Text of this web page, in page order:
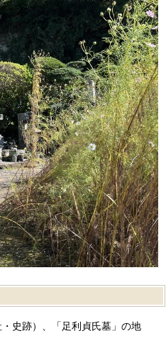
史跡）、「足利貞氏墓」の地